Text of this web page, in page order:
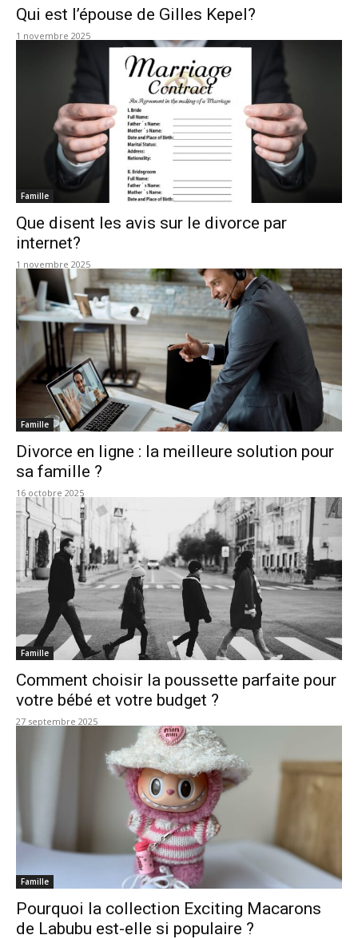
Qui est l’épouse de Gilles Kepel?
1 novembre 2025
Famille
Que disent les avis sur le divorce par
internet?
1 novembre 2025
Famille
Divorce en ligne : la meilleure solution pour
sa famille ?
16 octobre 2025
Famille
Comment choisir la poussette parfaite pour
votre bébé et votre budget ?
27 septembre 2025
Famille
Pourquoi la collection Exciting Macarons
de Labubu est-elle si populaire ?